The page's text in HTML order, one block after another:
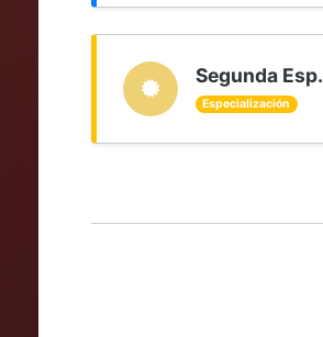
Segunda Esp.
Especialización